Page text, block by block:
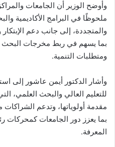
وأوضح الوزير أن الجامعات
ملحوظًا في البرامج الأكاديمية
والمتجددة، إلى جانب دعم
بما يسهم في ربط مخرجات البحث
ومتطلبات التنمية.
وأشار الدكتور أيمن عاشور إلى
للتعليم العالي والبحث العلمي،
مقدمة أولوياتها، وتدعم الشراكات
بما يعزز دور الجامعات كمحركات
المعرفة.